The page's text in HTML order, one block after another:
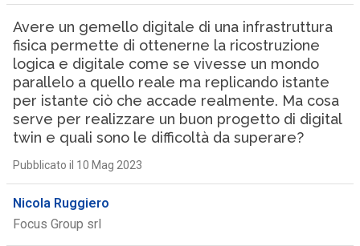
Avere un gemello digitale di una infrastruttura
fisica permette di ottenerne la ricostruzione
logica e digitale come se vivesse un mondo
parallelo a quello reale ma replicando istante
per istante ciò che accade realmente. Ma cosa
serve per realizzare un buon progetto di digital
twin e quali sono le difficoltà da superare?
Pubblicato il 10 Mag 2023
Nicola Ruggiero
Focus Group srl